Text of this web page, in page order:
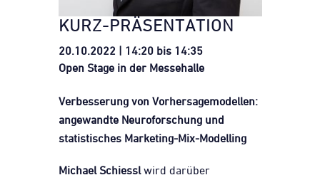
KURZ-PRÄSENTATION
20.10.2022 | 14:20 bis 14:35
Open Stage in der Messehalle
Verbesserung von Vorhersagemodellen:
angewandte Neuroforschung und
statistisches Marketing-Mix-Modelling
Michael Schiesslwird darüber